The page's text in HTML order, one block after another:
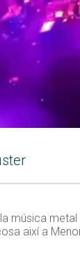
música
així a